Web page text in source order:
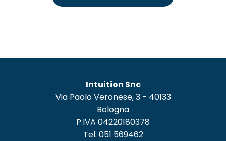
Intuition Snc
Via Paolo Veronese, 3 - 40133
Bologna
P.IVA 04220180378
Tel. 051 569462